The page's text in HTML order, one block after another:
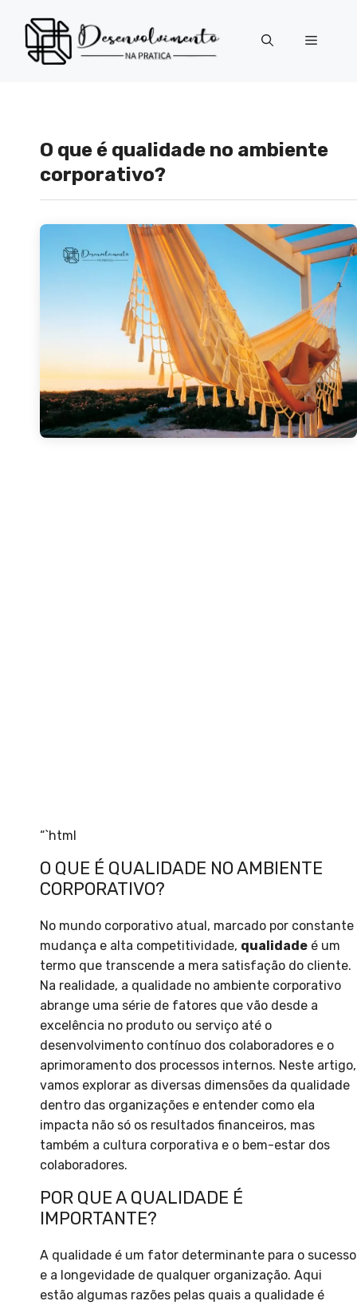
para
conteúdo
Menu
O que é qualidade no ambiente
corporativo?
“`html
O QUE É QUALIDADE NO AMBIENTE
CORPORATIVO?
No mundo corporativo atual, marcado por constante
mudança e alta competitividade, qualidade é um
termo que transcende a mera satisfação do cliente.
Na realidade, a qualidade no ambiente corporativo
abrange uma série de fatores que vão desde a
excelência no produto ou serviço até o
desenvolvimento contínuo dos colaboradores e o
aprimoramento dos processos internos. Neste artigo,
vamos explorar as diversas dimensões da qualidade
dentro das organizações e entender como ela
impacta não só os resultados financeiros, mas
também a cultura corporativa e o bem-estar dos
colaboradores.
POR QUE A QUALIDADE É
IMPORTANTE?
A qualidade é um fator determinante para o sucesso
e a longevidade de qualquer organização. Aqui
estão algumas razões pelas quais a qualidade é